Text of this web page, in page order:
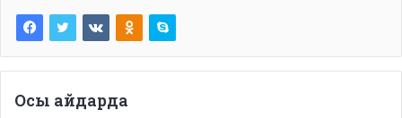
Осы айдарда